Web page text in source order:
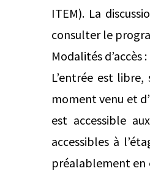
ITEM). La
consulter le
Modalités d’accès :
L’entrée est
moment venu et
est accessible
accessibles à
préalablement en